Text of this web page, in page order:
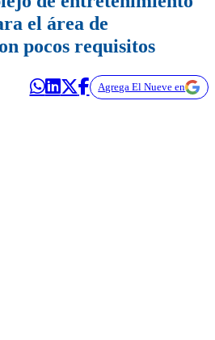
el área de
pocos requisitos
Agrega El Nueve en